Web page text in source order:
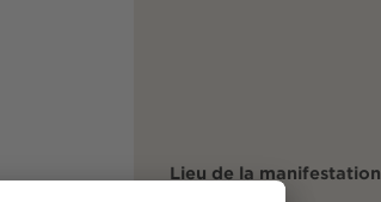
Lieu de la manifestation